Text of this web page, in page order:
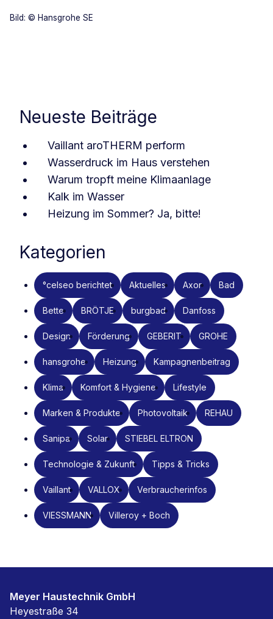
Bild: © Hansgrohe SE
Neueste Beiträge
Vaillant aroTHERM perform
Wasserdruck im Haus verstehen
Warum tropft meine Klimaanlage
Kalk im Wasser
Heizung im Sommer? Ja, bitte!
Kategorien
°celseo berichtet Aktuelles Axor Bad
Bette BRÖTJE burgbad Danfoss
Design Förderung GEBERIT GROHE
hansgrohe Heizung Kampagnenbeitrag
Klima Komfort & Hygiene Lifestyle
Marken & Produkte Photovoltaik REHAU
Sanipa Solar STIEBEL ELTRON
Technologie & Zukunft Tipps & Tricks
Vaillant VALLOX Verbraucherinfos
VIESSMANN Villeroy + Boch
Meyer Haustechnik GmbH
Heyestraße 34